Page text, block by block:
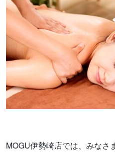
MOGU伊勢崎店では、みなさ